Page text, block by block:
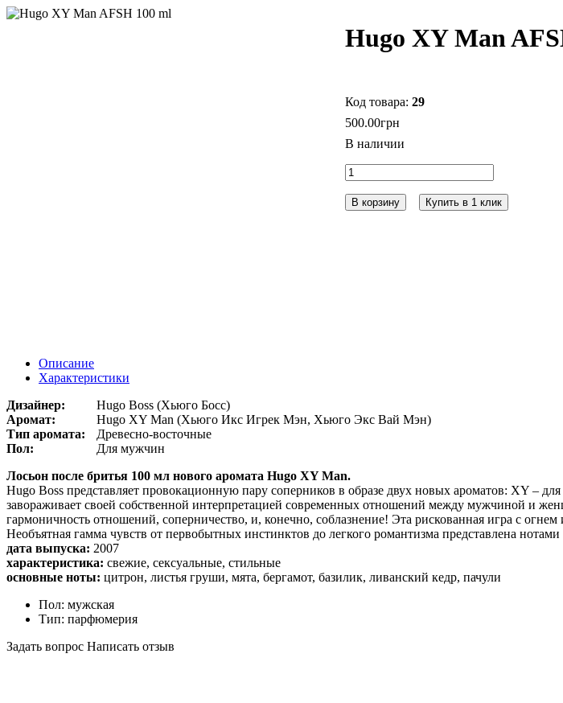
Hugo XY Man
29
500.00грн
В корзину Купить в 1 клик
Описание
Характеристики
Дизайнер:
Hugo Boss (Хьюго Босс)
Аромат:
Hugo XY Man (Хьюго Икс Игрек Мэн, Хьюго Экс Вай Мэн)
Тип аромата:
Древесно-восточные
Пол:
Для мужчин
Лосьон после бритья 100 мл нового аромата Hugo XY Man.
Hugo Boss представляет провокационную пару соперников в образе двух новых ароматов: XY
завораживает своей собственной интерпретацией современных отношений между мужчиной и
гармоничность отношений, соперничество, и, конечно, соблазнение! Эта рискованная игра с
Необъятная гамма чувств от первобытных инстинктов до легкого романтизма представлена
дата выпуска: 2007
характеристика: свежие, сексуальные, стильные
основные ноты: цитрон, листья груши, мята, бергамот, базилик, ливанский кедр, пачули
Пол: мужская
Тип: парфюмерия
Задать вопрос Написать отзыв